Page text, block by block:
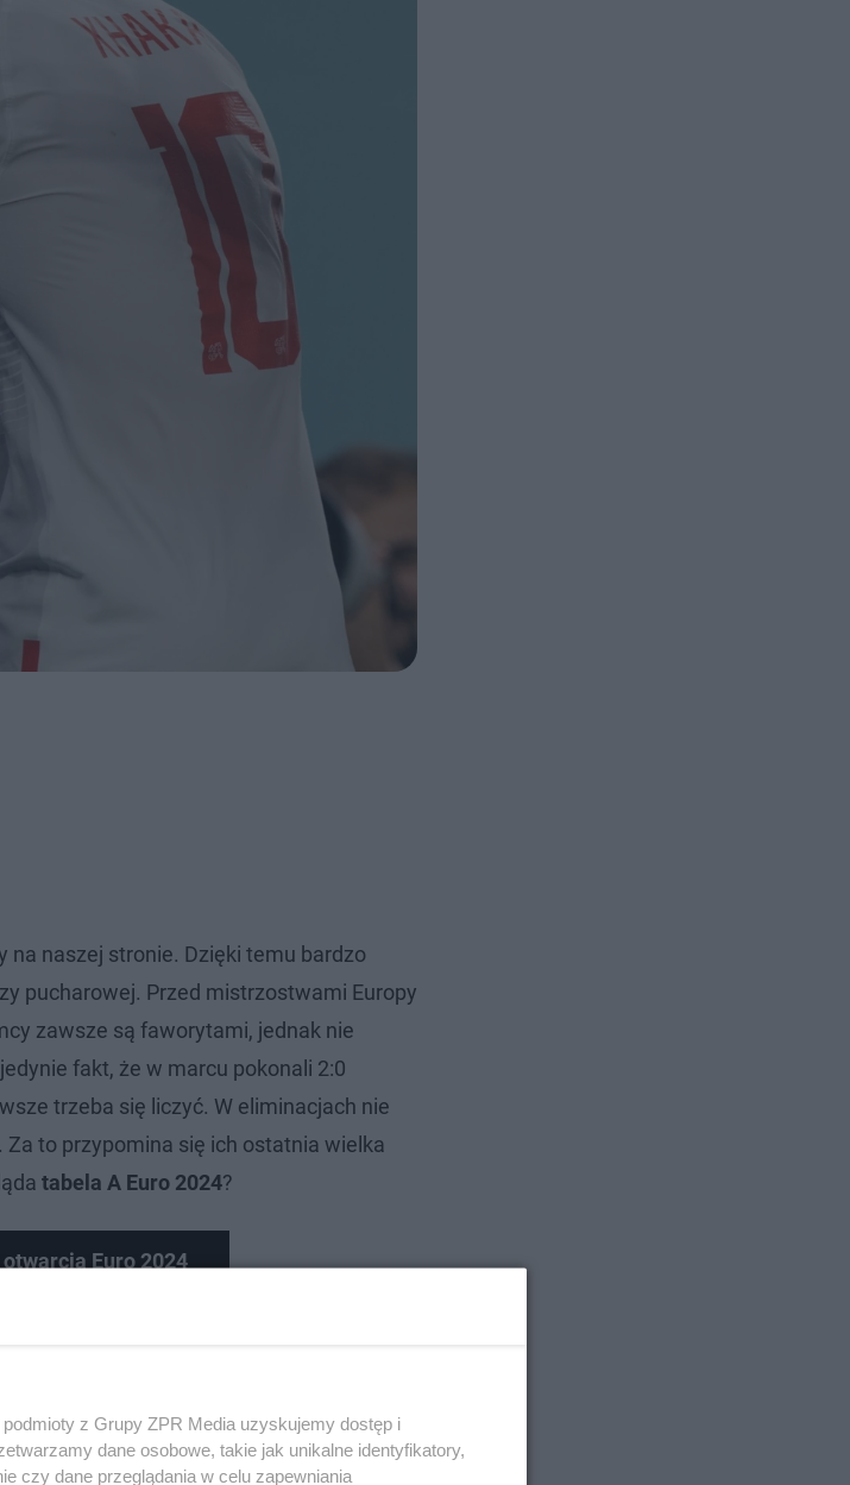
na naszej stronie. Dzięki temu bardzo
pucharowej. Przed mistrzostwami Europy
zawsze są faworytami, jednak nie
fakt, że w marcu pokonali 2:0
trzeba się liczyć. W eliminacjach nie
Za to przypomina się ich ostatnia wielka
tabela A Euro 2024?
Euro 2024
Euro? [DRABINKA]
z Grupy ZPR Media uzyskujemy dostęp i
dane osobowe, takie jak unikalne identyfikatory,
czy dane przeglądania w celu zapewniania